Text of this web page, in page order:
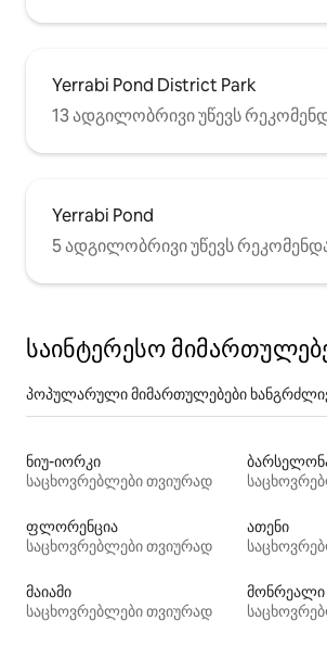
Yerrabi Pond District Park
13 ადგილობრივი უწევს
Yerrabi Pond
5 ადგილობრივი უწევს
საინტერესო
პოპულარული მიმართულებები
ნიუ-იორკი
საცხოვრებლები თვიურად
ფლორენცია
საცხოვრებლები თვიურად
ათენი
მაიამი
საცხოვრებლები თვიურად
მონრეალი